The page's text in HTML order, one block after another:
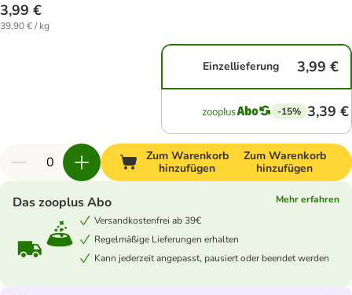
3,99 €
39,90 € / kg
Einzellieferung 3,99 €
-15% 3,39 €
Zum Warenkorb
hinzufügen
Zum Warenkorb
hinzufügen
Das zooplus Abo
Mehr erfahren
Versandkostenfrei ab 39€
Regelmäßige Lieferungen erhalten
Kann jederzeit angepasst, pausiert oder beendet werden